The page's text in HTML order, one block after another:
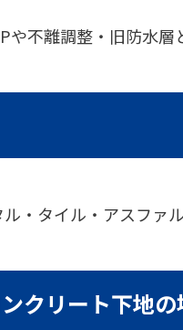
不離調整・旧防水層
・タイル・アスファ
クリート下地の